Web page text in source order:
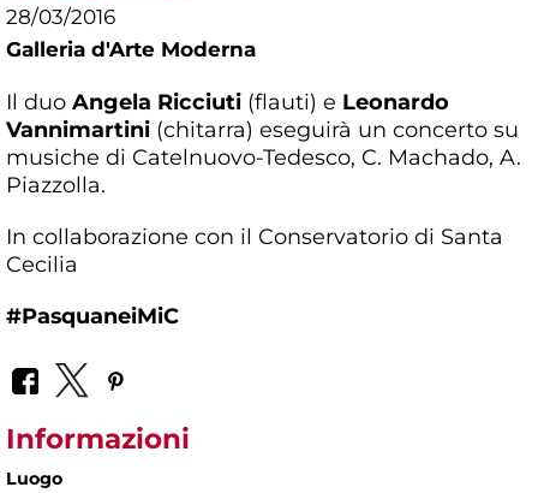
28/03/2016
Galleria d'Arte Moderna
Il duo Angela Ricciuti (flauti) e Leonardo
Vannimartini (chitarra) eseguirà un concerto su
musiche di Catelnuovo-Tedesco, C. Machado, A.
Piazzolla.
In collaborazione con il Conservatorio di Santa
Cecilia
#PasquaneiMiC
Informazioni
Luogo